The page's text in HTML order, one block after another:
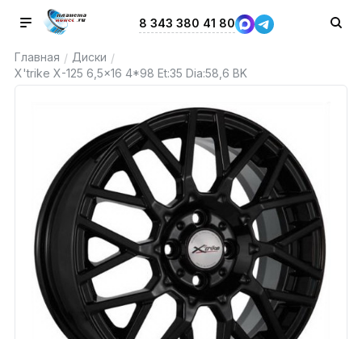
8 343 380 41 80
Главная / Диски /
X'trike X-125 6,5x16 4*98 Et:35 Dia:58,6 BK